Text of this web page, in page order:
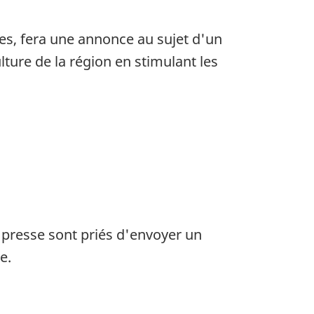
fera une annonce au sujet d'un
de la région en stimulant les
sont priés d'envoyer un